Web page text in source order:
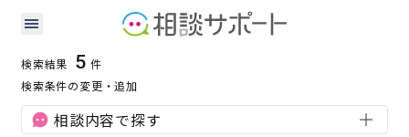
岐阜県の人事・労務に強い専門家の検索結果
人事・労務
検索結果 5 件
検索条件の変更・追加
相談内容で探す